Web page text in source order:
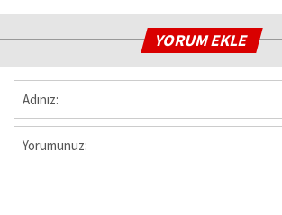
YORUM EKLE